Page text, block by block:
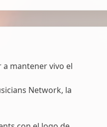
a mantener vivo el
Network, la